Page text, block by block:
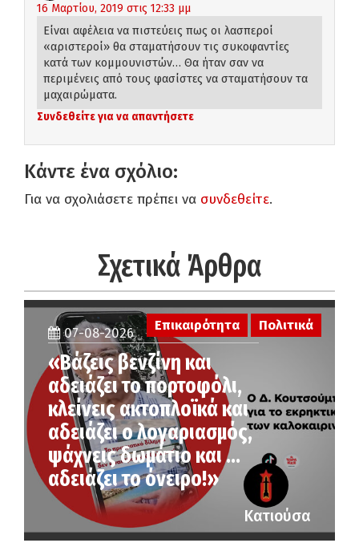
16 Μαρτίου, 2019 στις 12:33 μμ
Είναι αφέλεια να πιστεύεις πως οι λασπεροί
«αριστεροί» θα σταματήσουν τις συκοφαντίες
κατά των κομμουνιστών… Θα ήταν σαν να
περιμένεις από τους φασίστες να σταματήσουν τα
μαχαιρώματα.
Συνδεθείτε για να απαντήσετε
Κάντε ένα σχόλιο:
Για να σχολιάσετε πρέπει να συνδεθείτε.
Σχετικά Άρθρα
Επικαιρότητα Πολιτικά
07-08-2026
«Βάζεις βενζίνη και
αδειάζει το πορτοφόλι,
κλείνεις ακτοπλοϊκά και
αδειάζει ο λογαριασμός,
ψάχνεις δωμάτιο και …
αδειάζει το όνειρο!»
Κατιούσα